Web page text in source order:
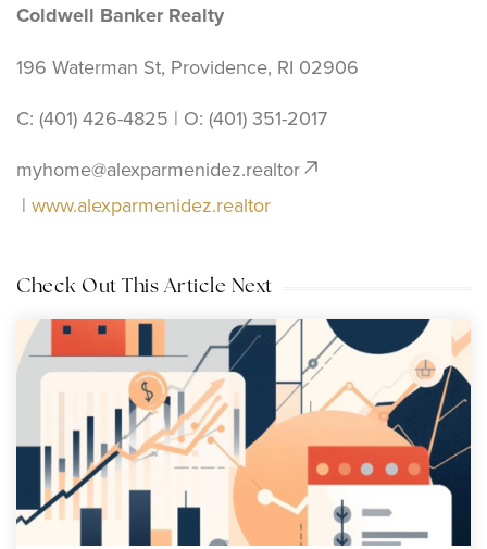
Coldwell Banker Realty
196 Waterman St, Providence, RI 02906
C: (401) 426-4825 | O: ‪(401) 351-2017
myhome@alexparmenidez.realtor
| www.alexparmenidez.realtor
Check Out This Article Next